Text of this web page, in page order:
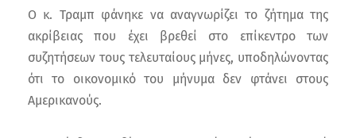
Ο κ. Τραμπ φάνηκε να αναγνωρίζει το ζήτημα της
ακρίβειας που έχει βρεθεί στο επίκεντρο των
συζητήσεων τους τελευταίους μήνες, υποδηλώνοντας
ότι το οικονομικό του μήνυμα δεν φτάνει στους
Αμερικανούς.